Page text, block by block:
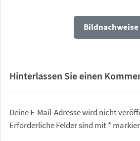
Bildnachweise
Hinterlassen Sie einen
Deine E-Mail-Adresse wird nicht
Erforderliche Felder sind mit*